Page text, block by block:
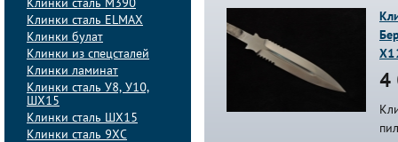
Клинки сталь M390
Клинки сталь ELMAX
Клинки булат
Клинки из спецсталей
Клинки ламинат
Клинки сталь У8, У10,
ШХ15
Клинки сталь ШХ15
Клинки сталь 9ХС
4